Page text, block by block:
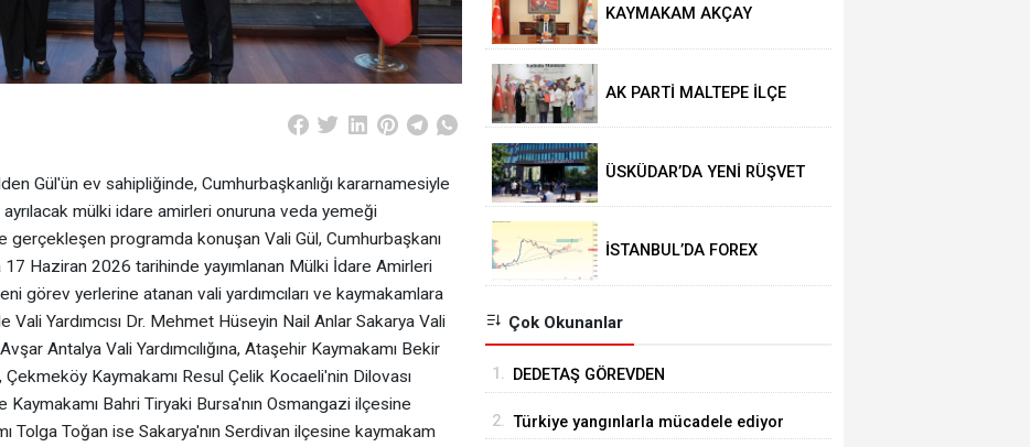
Gül'ün ev sahipliğinde, Cumhurbaşkanlığı kararnamesiyle
mülki idare amirleri onuruna veda yemeği
programda konuşan Vali Gül, Cumhurbaşkanı
17 Haziran 2026 tarihinde yayımlanan Mülki İdare Amirleri
görev yerlerine atanan vali yardımcıları ve kaymakamlara
Vali Yardımcısı Dr. Mehmet Hüseyin Nail Anlar Sakarya Vali
Avşar Antalya Vali Yardımcılığına, Ataşehir Kaymakamı Bekir
Çekmeköy Kaymakamı Resul Çelik Kocaeli'nin Dilovası
Bahri Tiryaki Bursa'nın Osmangazi ilçesine
Tolga Toğan ise Sakarya'nın Serdivan ilçesine kaymakam
KAYMAKAM AKÇAY
AK PARTİ MALTEPE İLÇE
DÖNEM
ÜSKÜDAR’DA YENİ RÜŞVET
İSTANBUL’DA FOREX
Çok Okunanlar
1. DEDETAŞ GÖREVDEN
2. Türkiye yangınlarla mücadele ediyor